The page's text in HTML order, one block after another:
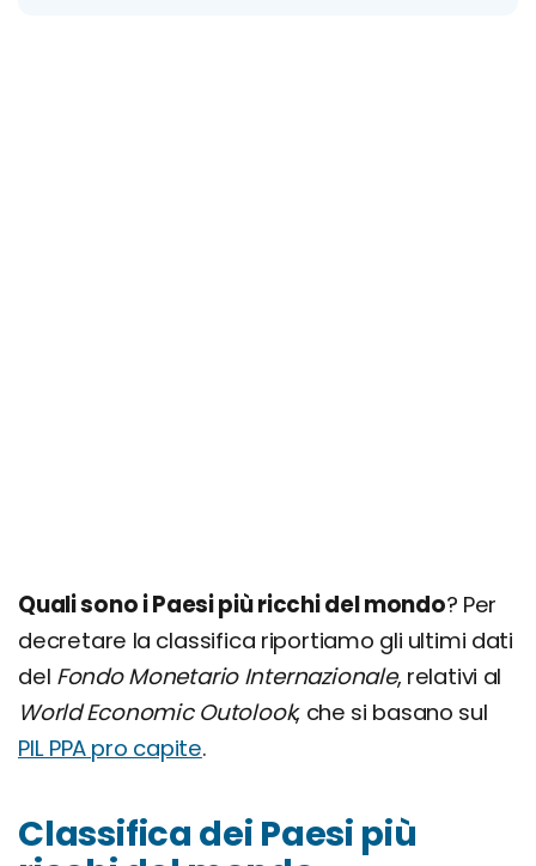
Quali sono i Paesi più ricchi del mondo? Per
decretare la classifica riportiamo gli ultimi dati
del Fondo Monetario Internazionale, relativi al
World Economic Outolook, che si basano sul
PIL PPA pro capite.
Classifica dei Paesi più